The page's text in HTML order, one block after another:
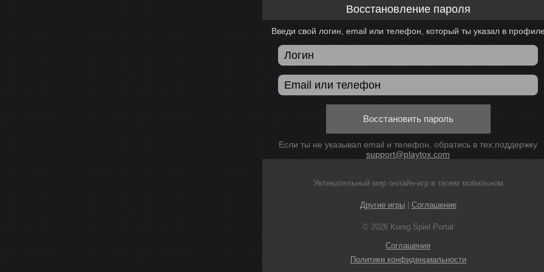
Восстановление пароля
Введи свой логин, email или телефон, который ты указал в
Восстановить пароль
Если ты не указывал email и телефон, обратись в тех.поддержку
support@playtox.com
Увлекательный мир онлайн-игр в твоем мобильном
Другие игры| Соглашение
© 2026 Konig Spiel Portal
Соглашения
Политики конфиденциальности